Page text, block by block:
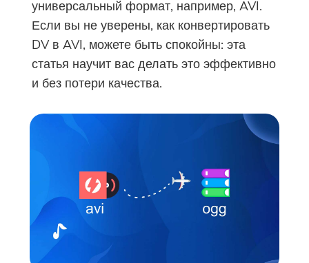
универсальный формат, например, AVI.
Если вы не уверены, как конвертировать
DV в AVI, можете быть спокойны: эта
статья научит вас делать это эффективно
и без потери качества.
Подпишитесь на наши лучшие
предложения и новости о
Горячая подсказка
Это программное обеспечение
можно только скачать. Это